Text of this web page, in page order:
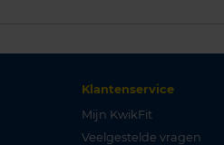
Klantenservice
Mijn KwikFit
Veelgestelde vragen